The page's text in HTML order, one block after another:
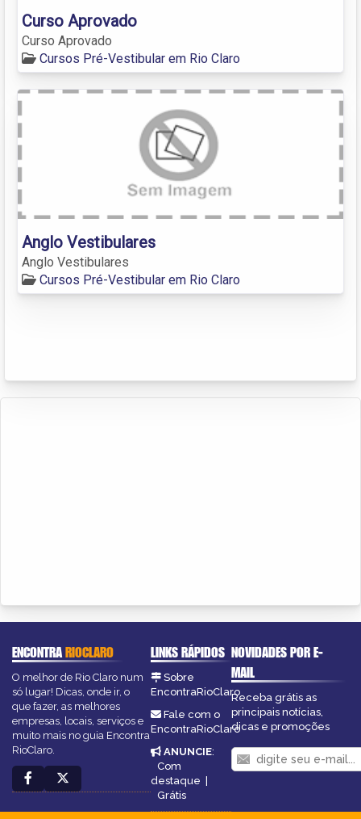
Curso Aprovado
Curso Aprovado
Cursos Pré-Vestibular em Rio Claro
Anglo Vestibulares
Anglo Vestibulares
Cursos Pré-Vestibular em Rio Claro
ENCONTRARIOCLARO
O melhor de Rio Claro num
só lugar! Dicas, onde ir, o
que fazer, as melhores
empresas, locais, serviços e
muito mais no guia Encontra
RioClaro.
LINKS RÁPIDOS
Sobre
EncontraRioClaro
Fale com o
EncontraRioClaro
ANUNCIE:
Com
destaque |
Grátis
NOVIDADES POR E-
MAIL
Receba grátis as
principais notícias,
dicas e promoções